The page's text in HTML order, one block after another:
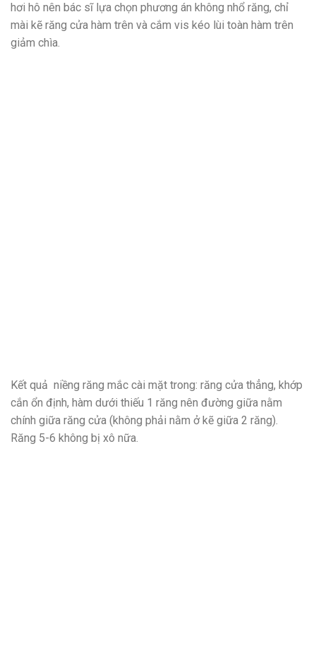
hơi hô nên bác sĩ lựa chọn phương án không nhổ răng, chỉ
mài kẽ răng cửa hàm trên và cắm vis kéo lùi toàn hàm trên
giảm chìa.
Kết quả niềng răng mắc cài mặt trong: răng cửa thẳng, khớp
cắn ổn định, hàm dưới thiếu 1 răng nên đường giữa nằm
chính giữa răng cửa (không phải nằm ở kẽ giữa 2 răng).
Răng 5-6 không bị xô nữa.